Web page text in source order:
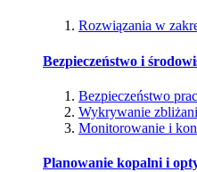
Rozwiązania w
Bezpieczeństwo i
Bezpieczeństwo
Wykrywanie
Monitorowanie i
Planowanie kopalni i